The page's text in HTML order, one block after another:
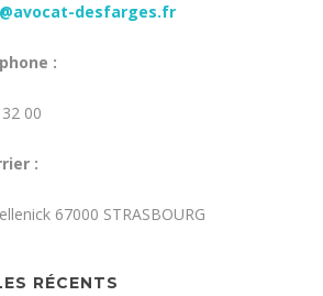
desfarges.fr
:
00
:
67000 STRASBOURG
RÉCENTS